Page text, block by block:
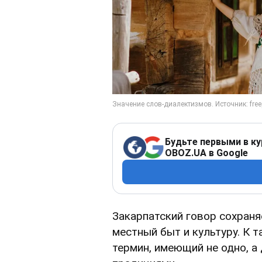
Будьте первыми в
OBOZ.UA в Google
Закарпатский говор
местный быт и культуру. К
термин, имеющий не одно, а